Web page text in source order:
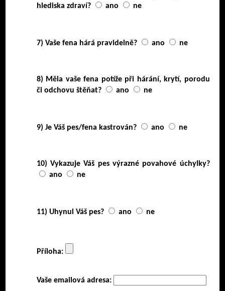
hlediska zdraví?
ano ne
7) Vaše fena hárá pravidelně? ano ne
8) Měla vaše fena potíže při hárání, krytí, porodu
či odchovu štěňat?
ano ne
9) Je Váš pes/fena kastrován? ano ne
10) Vykazuje Váš pes výrazné povahové úchylky?
ano
ne
11) Uhynul Váš pes? ano ne
Příloha:
Vaše emailová adresa: